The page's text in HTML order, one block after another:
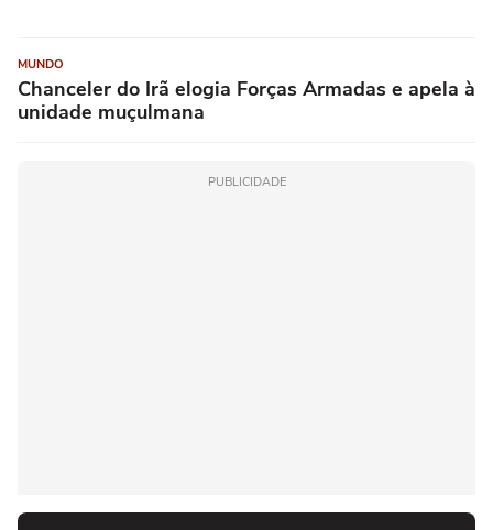
MUNDO
Chanceler do Irã elogia Forças Armadas e apela à
unidade muçulmana
PUBLICIDADE